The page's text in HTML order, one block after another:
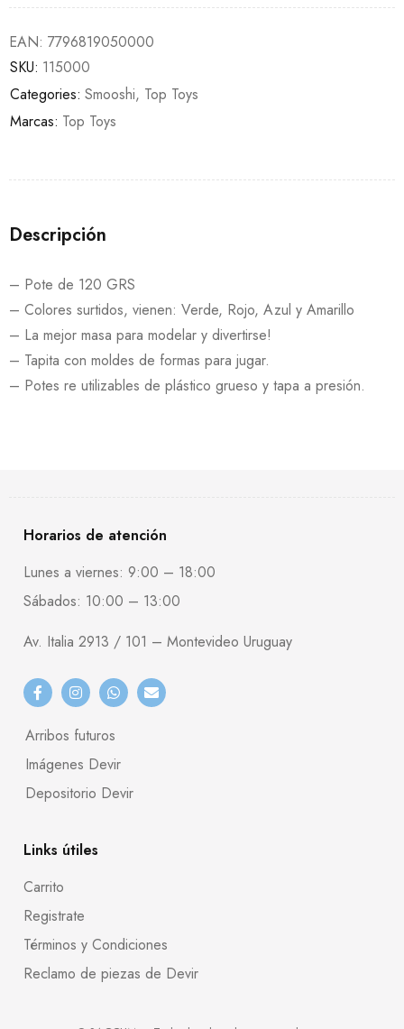
EAN: 7796819050000
SKU: 115000
Categories: Smooshi, Top Toys
Marcas: Top Toys
Descripción
– Pote de 120 GRS
– Colores surtidos, vienen: Verde, Rojo, Azul y Amarillo
– La mejor masa para modelar y divertirse!
– Tapita con moldes de formas para jugar.
– Potes re utilizables de plástico grueso y tapa a presión.
Horarios de atención
Lunes a viernes: 9:00 – 18:00
Sábados: 10:00 – 13:00
Av. Italia 2913 / 101 – Montevideo Uruguay
Arribos futuros
Imágenes Devir
Depositorio Devir
Links útiles
Carrito
Registrate
Términos y Condiciones
Reclamo de piezas de Devir